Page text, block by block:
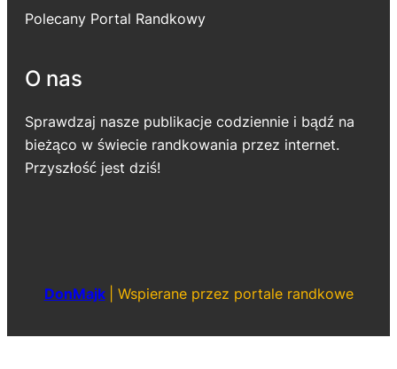
Polecany Portal Randkowy
O nas
Sprawdzaj nasze publikacje codziennie i bądź na
bieżąco w świecie randkowania przez internet.
Przyszłość jest dziś!
DonMajk Wspierane przez portale randkowe